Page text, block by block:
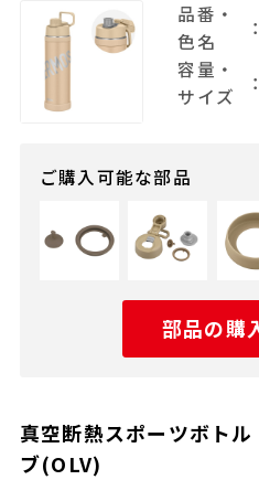
品番・
色名
容量・
サイズ
ご購入可能な部品
部品の購
真空断熱スポーツボト
ブ(OLV)